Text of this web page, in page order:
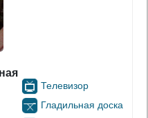
Телевизор
Гладильная доска